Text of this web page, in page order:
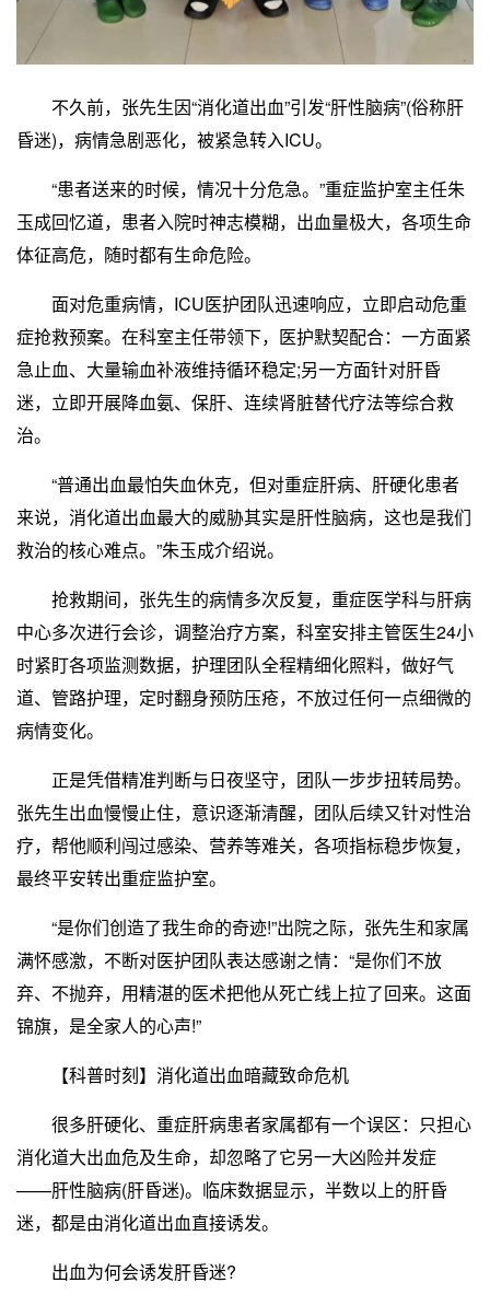
不久前，张先生因“消化道出血”引发“肝性脑病”(俗称肝
昏迷)，病情急剧恶化，被紧急转入ICU。
“患者送来的时候，情况十分危急。”重症监护室主任朱
玉成回忆道，患者入院时神志模糊，出血量极大，各项生命
体征高危，随时都有生命危险。
面对危重病情，ICU医护团队迅速响应，立即启动危重
症抢救预案。在科室主任带领下，医护默契配合：一方面紧
急止血、大量输血补液维持循环稳定;另一方面针对肝昏
迷，立即开展降血氨、保肝、连续肾脏替代疗法等综合救
治。
“普通出血最怕失血休克，但对重症肝病、肝硬化患者
来说，消化道出血最大的威胁其实是肝性脑病，这也是我们
救治的核心难点。”朱玉成介绍说。
抢救期间，张先生的病情多次反复，重症医学科与肝病
中心多次进行会诊，调整治疗方案，科室安排主管医生24小
时紧盯各项监测数据，护理团队全程精细化照料，做好气
道、管路护理，定时翻身预防压疮，不放过任何一点细微的
病情变化。
正是凭借精准判断与日夜坚守，团队一步步扭转局势。
张先生出血慢慢止住，意识逐渐清醒，团队后续又针对性治
疗，帮他顺利闯过感染、营养等难关，各项指标稳步恢复，
最终平安转出重症监护室。
“是你们创造了我生命的奇迹!”出院之际，张先生和家属
满怀感激，不断对医护团队表达感谢之情：“是你们不放
弃、不抛弃，用精湛的医术把他从死亡线上拉了回来。这面
锦旗，是全家人的心声!”
【科普时刻】消化道出血暗藏致命危机
很多肝硬化、重症肝病患者家属都有一个误区：只担心
消化道大出血危及生命，却忽略了它另一大凶险并发症
——肝性脑病(肝昏迷)。临床数据显示，半数以上的肝昏
迷，都是由消化道出血直接诱发。
出血为何会诱发肝昏迷?